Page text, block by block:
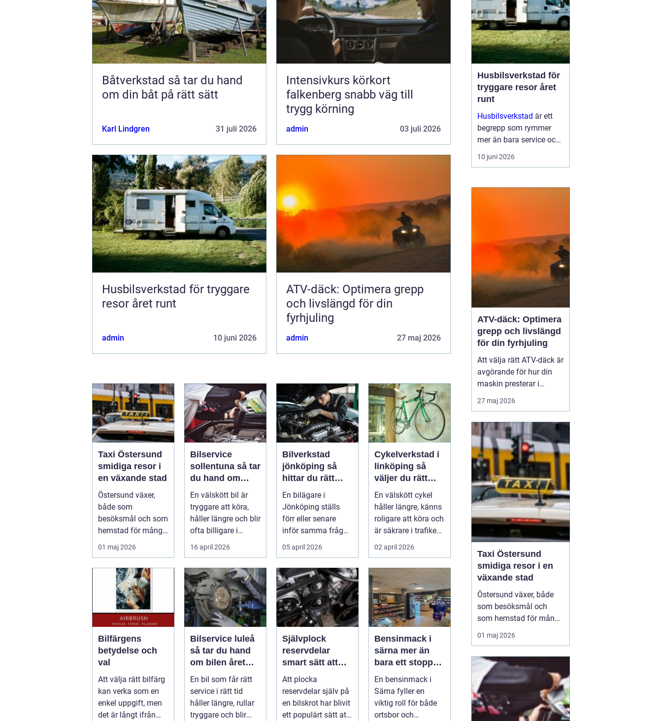
Båtverkstad så tar du hand
om din båt på rätt sätt
Karl Lindgren 31 juli 2026
Intensivkurs körkort
falkenberg snabb väg till
trygg körning
admin 03 juli 2026
Husbilsverkstad för tryggare
resor året runt
admin 10 juni 2026
ATV-däck: Optimera grepp
och livslängd för din
fyrhjuling
admin 27 maj 2026
Taxi Östersund
smidiga resor i
en växande stad
Östersund växer,
både som
besöksmål och som
hemstad för många
pendlare, studenter
och företagare. En...
01 maj 2026
Bilservice
sollentuna så tar
du hand om
bilen på ett
En välskött bil är
tryggare att köra,
håller längre och blir
ofta billigare i
längden. För många
bil...
16 april 2026
Bilverkstad
jönköping så
hittar du rätt
hjälp för bilen
En bilägare i
Jönköping ställs
förr eller senare
inför samma fråga:
vilken verkstad tar
bäst hand om...
05 april 2026
Cykelverkstad i
linköping så
väljer du rätt
service för din
cykel
En välskött cykel
håller längre, känns
roligare att köra och
är säkrare i trafiken.
För många som cy...
02 april 2026
Bilfärgens
betydelse och
val
Att välja rätt bilfärg
kan verka som en
enkel uppgift, men
det är långt ifrån
Bilservice luleå
så tar du hand
om bilen året
runt
En bil som får rätt
service i rätt tid
håller längre, rullar
tryggare och blir
Självplock
reservdelar
smart sätt att
hitta billiga
bildelar
Att plocka
reservdelar själv på
en bilskrot har blivit
ett populärt sätt att
Bensinmack i
särna mer än
bara ett stopp
för att tanka
En bensinmack i
Särna fyller en
viktig roll för både
ortsbor och
veckor. Nyckeln h...
Husbilsverkstad för
tryggare resor året
runt
Husbilsverkstad är ett
begrepp som rymmer
mer än bara service och
reparationer. En välskött
husbil ger trygghet,
vägen. G...
10 juni 2026
ATV-däck: Optimera
grepp och livslängd
för din fyrhjuling
Att välja rätt ATV-däck är
avgörande för hur din
maskin presterar i
vardagen, oavsett om du
arbetar i skogen eller kör
däck gör stor skillnad för
säkerhet...
27 maj 2026
Taxi Östersund
smidiga resor i en
växande stad
Östersund växer, både
som besöksmål och
som hemstad för många
pendlare, studenter och
företagare. En pålitlig
bara ett bekvämt sätt att
ta sig från punkt A till
punkt B. För många
handlar det om att få
vardagen att fungera,
01 maj 2026